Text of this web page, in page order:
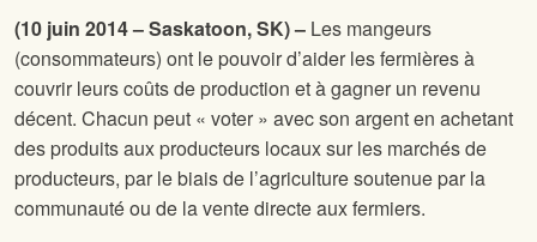
(10 juin 2014 – Saskatoon, SK) – Les mangeurs
(consommateurs) ont le pouvoir d’aider les fermières à
couvrir leurs coûts de production et à gagner un revenu
décent. Chacun peut « voter » avec son argent en achetant
des produits aux producteurs locaux sur les marchés de
producteurs, par le biais de l’agriculture soutenue par la
communauté ou de la vente directe aux fermiers.